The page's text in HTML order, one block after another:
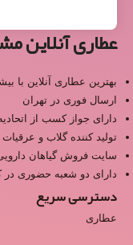
عطاری آنلاین
بهترین عطاری آنلاین با
ارسال فوری در تهران
دارای جواز کسب از
تولید کننده گلاب و
سایت فروش گیاهان
دارای دو شعبه حضوری در
دسترسی سریع
عطاری